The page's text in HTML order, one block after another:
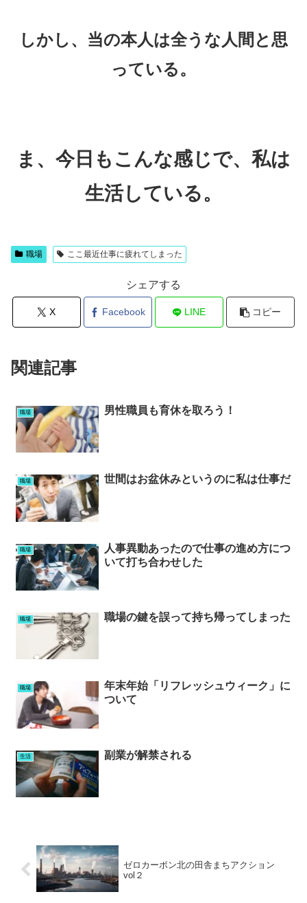
しかし、当の本人は全うな人間と思
っている。
ま、今日もこんな感じで、私は
生活している。
職場 ここ最近仕事に疲れてしまった
シェアする
X Facebook LINE コピー
関連記事
職場 男性職員も育休を取ろう！
職場 世間はお盆休みというのに私は仕事だ
職場
人事異動あったので仕事の進め方につ
いて打ち合わせした
職場 職場の鍵を誤って持ち帰ってしまった
職場
年末年始「リフレッシュウィーク」に
ついて
生活 副業が解禁される
ゼロカーボン北の田舎まちアクション
vol２